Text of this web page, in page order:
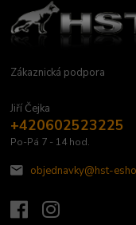
Zákaznická podpora
Jiří Čejka
+420602523225
Po-Pá 7 - 14 hod.
objednavky@hst-